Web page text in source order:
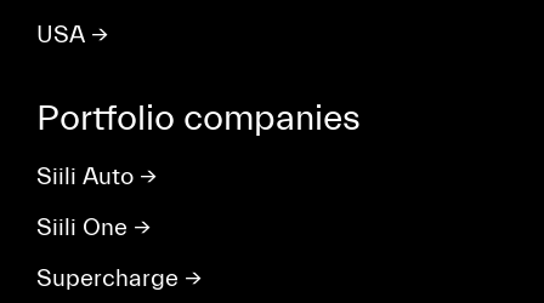
USA →
Portfolio companies
Siili Auto →
Siili One →
Supercharge →